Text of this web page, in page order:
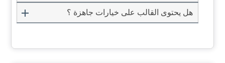
هل يحتوى القالب على خيارات جاهزة ؟